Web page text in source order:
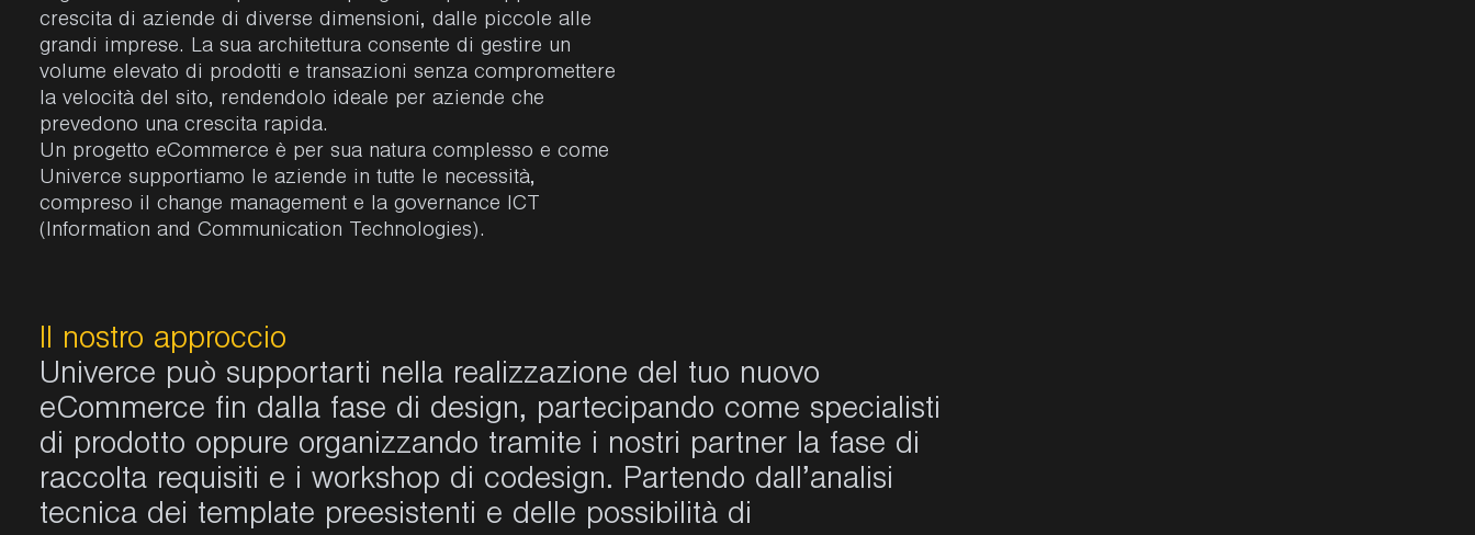
crescita di aziende di diverse dimensioni, dalle piccole alle
grandi imprese. La sua architettura consente di gestire un
volume elevato di prodotti e transazioni senza compromettere
la velocità del sito, rendendolo ideale per aziende che
prevedono una crescita rapida.
Un progetto eCommerce è per sua natura complesso e come
Univerce supportiamo le aziende in tutte le necessità,
compreso il change management e la governance ICT
(Information and Communication Technologies).
Il nostro approccio
Univerce può supportarti nella realizzazione del tuo nuovo
eCommerce fin dalla fase di design, partecipando come specialisti
di prodotto oppure organizzando tramite i nostri partner la fase di
raccolta requisiti e i workshop di codesign. Partendo dall’analisi
tecnica dei template preesistenti e delle possibilità di